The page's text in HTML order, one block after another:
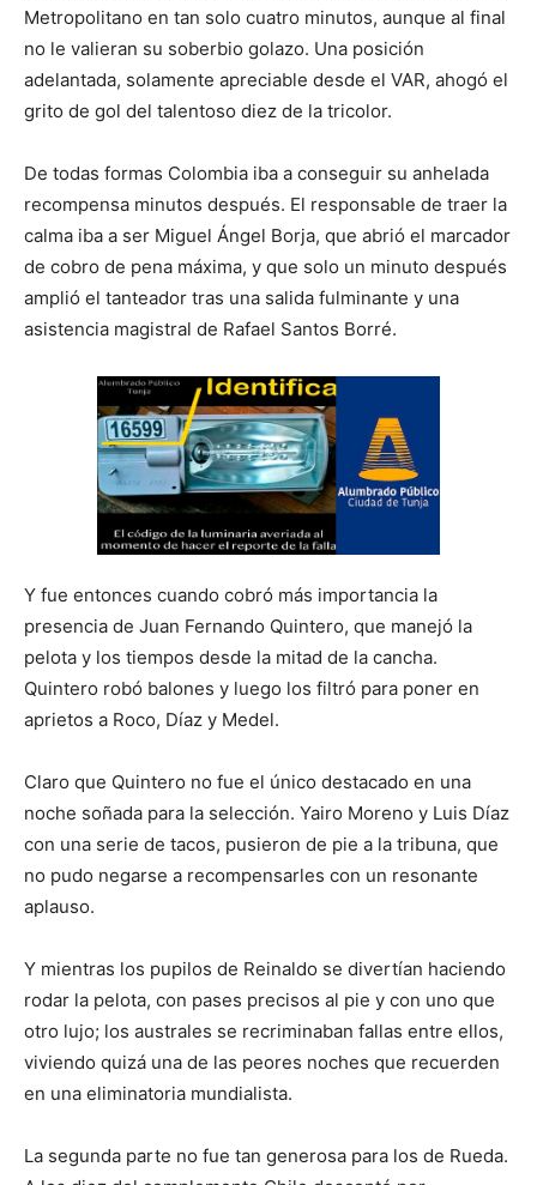
Metropolitano en tan solo cuatro minutos, aunque al final
no le valieran su soberbio golazo. Una posición
adelantada, solamente apreciable desde el VAR, ahogó el
grito de gol del talentoso diez de la tricolor.
De todas formas Colombia iba a conseguir su anhelada
recompensa minutos después. El responsable de traer la
calma iba a ser Miguel Ángel Borja, que abrió el marcador
de cobro de pena máxima, y que solo un minuto después
amplió el tanteador tras una salida fulminante y una
asistencia magistral de Rafael Santos Borré.
Y fue entonces cuando cobró más importancia la
presencia de Juan Fernando Quintero, que manejó la
pelota y los tiempos desde la mitad de la cancha.
Quintero robó balones y luego los filtró para poner en
aprietos a Roco, Díaz y Medel.
Claro que Quintero no fue el único destacado en una
noche soñada para la selección. Yairo Moreno y Luis Díaz
con una serie de tacos, pusieron de pie a la tribuna, que
no pudo negarse a recompensarles con un resonante
aplauso.
Y mientras los pupilos de Reinaldo se divertían haciendo
rodar la pelota, con pases precisos al pie y con uno que
otro lujo; los australes se recriminaban fallas entre ellos,
viviendo quizá una de las peores noches que recuerden
en una eliminatoria mundialista.
La segunda parte no fue tan generosa para los de Rueda.